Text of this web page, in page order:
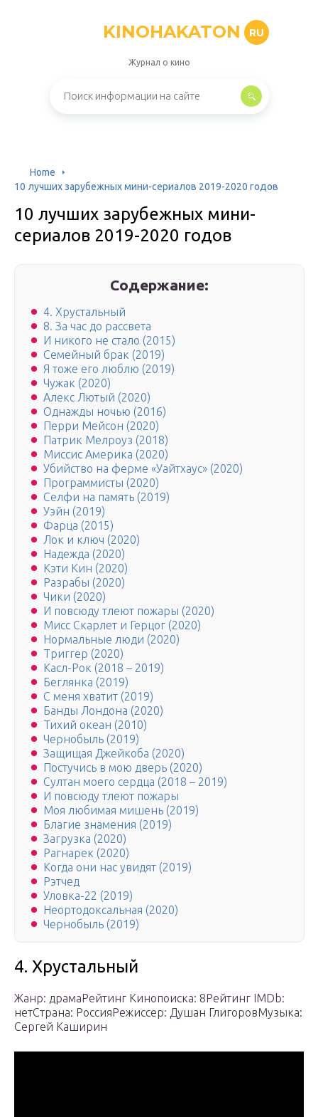
KINOHAKATON RU
Журнал о кино
Home
10 лучших зарубежных мини-сериалов 2019-2020 годов
10 лучших зарубежных мини-
сериалов 2019-2020 годов
Содержание:
4. Хрустальный
8. За час до рассвета
И никого не стало (2015)
Семейный брак (2019)
Я тоже его люблю (2019)
Чужак (2020)
Алекс Лютый (2020)
Однажды ночью (2016)
Перри Мейсон (2020)
Патрик Мелроуз (2018)
Миссис Америка (2020)
Убийство на ферме «Уайтхаус» (2020)
Программисты (2020)
Селфи на память (2019)
Уэйн (2019)
Фарца (2015)
Лок и ключ (2020)
Надежда (2020)
Кэти Кин (2020)
Разрабы (2020)
Чики (2020)
И повсюду тлеют пожары (2020)
Мисс Скарлет и Герцог (2020)
Нормальные люди (2020)
Триггер (2020)
Касл-Рок (2018 – 2019)
Беглянка (2019)
С меня хватит (2019)
Банды Лондона (2020)
Тихий океан (2010)
Чернобыль (2019)
Защищая Джейкоба (2020)
Постучись в мою дверь (2020)
Султан моего сердца (2018 – 2019)
И повсюду тлеют пожары
Моя любимая мишень (2019)
Благие знамения (2019)
Загрузка (2020)
Рагнарек (2020)
Когда они нас увидят (2019)
Рэтчед
Уловка-22 (2019)
Неортодоксальная (2020)
Чернобыль (2019)
4. Хрустальный
Жанр: драмаРейтинг Кинопоиска: 8Рейтинг IMDb:
нетСтрана: РоссияРежиссер: Душан ГлигоровМузыка:
Сергей Каширин